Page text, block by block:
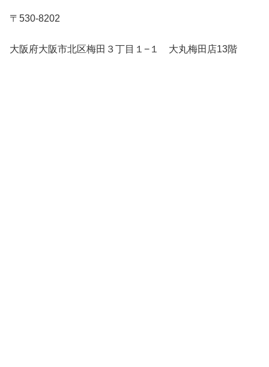
〒530-8202
大阪府大阪市北区梅田３丁目１−１ 大丸梅田店13階